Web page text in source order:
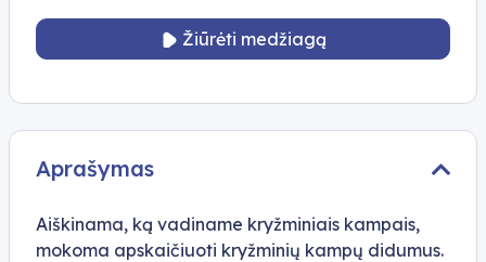
Žiūrėti medžiagą
Aprašymas
Aiškinama, ką vadiname kryžminiais kampais,
mokoma apskaičiuoti kryžminių kampų didumus.